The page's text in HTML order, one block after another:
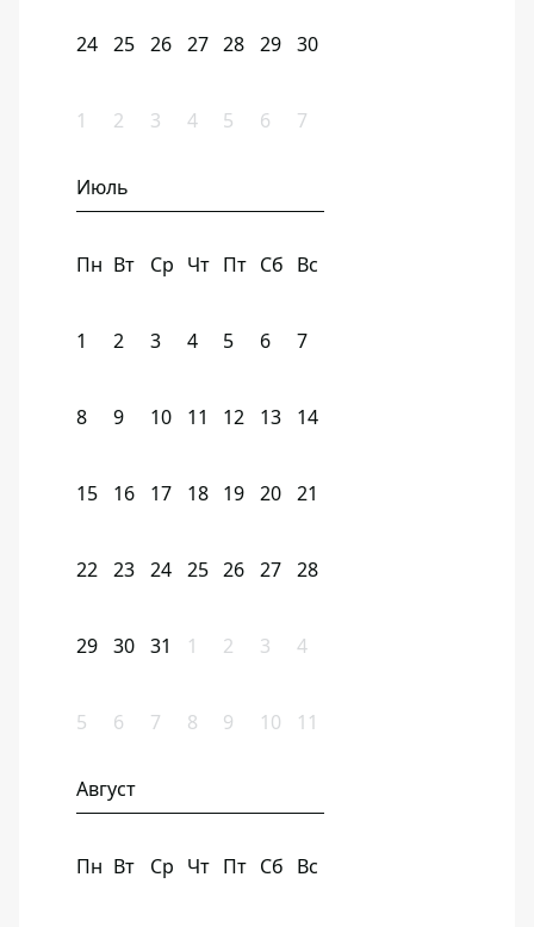
24 25 26 27 28 29 30
1 2 3 4 5 6 7
Июль
Пн Вт Ср Чт Пт Сб Вс
1 2 3 4 5 6 7
8 9 10 11 12 13 14
15 16 17 18 19 20 21
22 23 24 25 26 27 28
29 30 31 1 2 3 4
5 6 7 8 9 10 11
Август
Пн Вт Ср Чт Пт Сб Вс